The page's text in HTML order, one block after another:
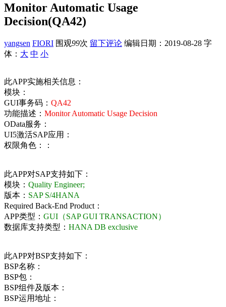
Monitor Automatic Usage
Decision(QA42)
yangsen FIORI 围观99次 留下评论 编辑日期： 2019-08-28 字
体： 大 中 小
此APP实施相关信息：
模块：
GUI事务码： QA42
功能描述： Monitor Automatic Usage Decision
OData服务：
UI5激活SAP应用：
权限角色：：
此APP对SAP支持如下：
模块： Quality Engineer;
版本： SAP S/4HANA
Required Back-End Product：
APP类型： GUI（SAP GUI TRANSACTION）
数据库支持类型： HANA DB exclusive
此APP对BSP支持如下：
BSP名称：
BSP包：
BSP组件及版本：
BSP运用地址：